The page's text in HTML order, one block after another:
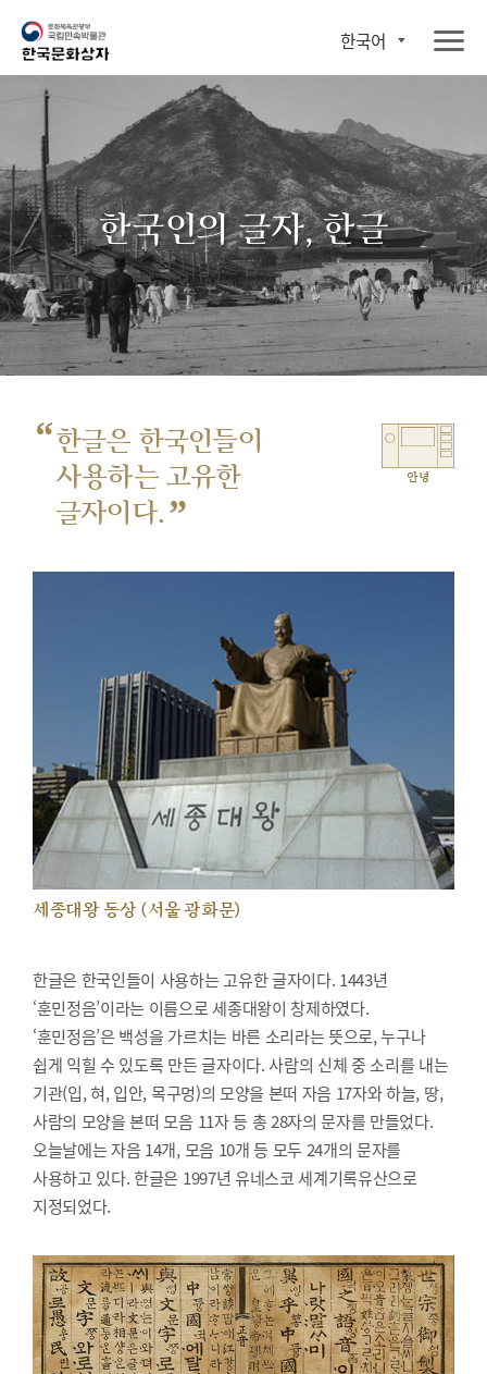
한국어
한국인의 글자, 한글
“한글은 한국인들이
사용하는 고유한
글자이다. ”
안녕
세종대왕 동상 (서울 광화문)
한글은 한국인들이 사용하는 고유한 글자이다. 1443년
‘훈민정음’이라는 이름으로 세종대왕이 창제하였다.
‘훈민정음’은 백성을 가르치는 바른 소리라는 뜻으로, 누구나
쉽게 익힐 수 있도록 만든 글자이다. 사람의 신체 중 소리를 내는
기관(입, 혀, 입안, 목구멍)의 모양을 본떠 자음 17자와 하늘, 땅,
사람의 모양을 본떠 모음 11자 등 총 28자의 문자를 만들었다.
오늘날에는 자음 14개, 모음 10개 등 모두 24개의 문자를
사용하고 있다. 한글은 1997년 유네스코 세계기록유산으로
지정되었다.